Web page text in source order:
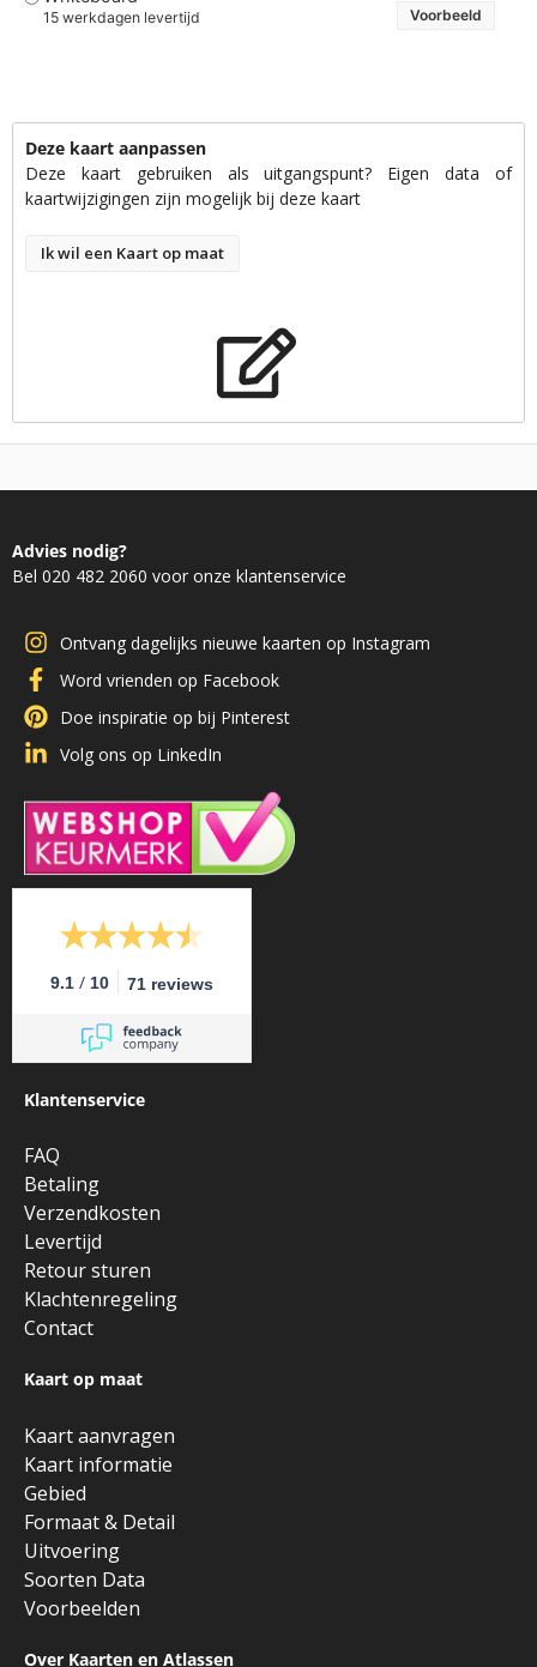
15 werkdagen levertijd Voorbeeld
Deze kaart aanpassen
Deze kaart gebruiken als uitgangspunt? Eigen data of
kaartwijzigingen zijn mogelijk bij deze kaart
Ik wil een Kaart op maat
Advies nodig?
Bel 020 482 2060 voor onze klantenservice
Ontvang dagelijks nieuwe kaarten op Instagram
Word vrienden op Facebook
Doe inspiratie op bij Pinterest
Volg ons op LinkedIn
9.1 / 10 71 reviews
Klantenservice
FAQ
Betaling
Verzendkosten
Levertijd
Retour sturen
Klachtenregeling
Contact
Kaart op maat
Kaart aanvragen
Kaart informatie
Gebied
Formaat & Detail
Uitvoering
Soorten Data
Voorbeelden
Over Kaarten en Atlassen